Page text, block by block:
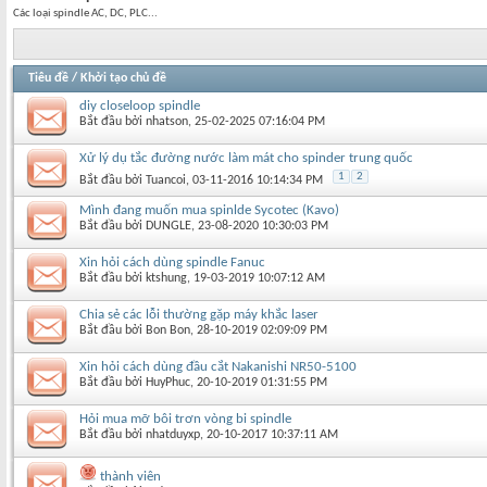
Các loại spindle AC, DC, PLC...
Tiêu đề / Khởi tạo chủ đề
diy closeloop spindle
Bắt đầu bởi nhatson‎, 25-02-2025 07:16:04 PM
Xử lý dụ tắc đường nước làm mát cho spinder trung quốc
Bắt đầu bởi Tuancoi‎, 03-11-2016 10:14:34 PM 1 2
Mình đang muốn mua spinlde Sycotec (Kavo)
Bắt đầu bởi DUNGLE‎, 23-08-2020 10:30:03 PM
Xin hỏi cách dùng spindle Fanuc
Bắt đầu bởi ktshung‎, 19-03-2019 10:07:12 AM
Chia sẻ các lỗi thường gặp máy khắc laser
Bắt đầu bởi Bon Bon‎, 28-10-2019 02:09:09 PM
Xin hỏi cách dùng đầu cắt Nakanishi NR50-5100
Bắt đầu bởi HuyPhuc‎, 20-10-2019 01:31:55 PM
Hỏi mua mỡ bôi trơn vòng bi spindle
Bắt đầu bởi nhatduyxp‎, 20-10-2017 10:37:11 AM
thành viên